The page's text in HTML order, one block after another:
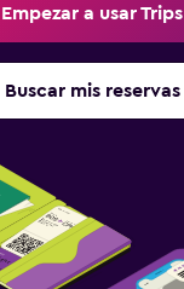
Empezar a usar Trips
Buscar mis reservas